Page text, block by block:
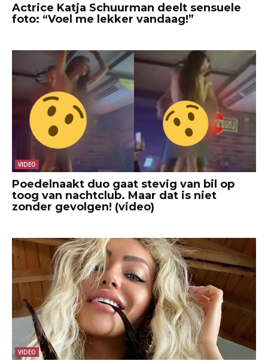
Actrice Katja Schuurman deelt sensuele
foto: “Voel me lekker vandaag!”
VIDEO
Poedelnaakt duo gaat stevig van bil op
toog van nachtclub. Maar dat is niet
zonder gevolgen! (video)
VIDEO